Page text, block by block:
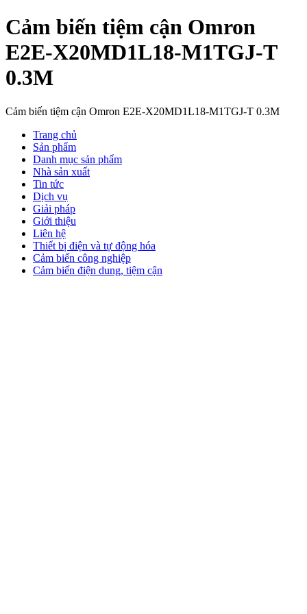
Cảm biến tiệm cận Omron
E2E-X20MD1L18-M1TGJ-T
0.3M
Cảm biến tiệm cận Omron E2E-X20MD1L18-M1TGJ-T 0.3M
Trang chủ
Sản phẩm
Danh mục sản phẩm
Nhà sản xuất
Tin tức
Dịch vụ
Giải pháp
Giới thiệu
Liên hệ
Thiết bị điện và tự động hóa
Cảm biến công nghiệp
Cảm biến điện dung, tiệm cận